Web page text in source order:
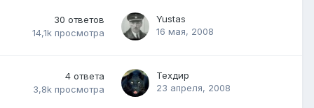
30 ответов
14,1k просмотра
Yustas
16 мая, 2008
4 ответа
3,8k просмотра
Техдир
23 апреля, 2008